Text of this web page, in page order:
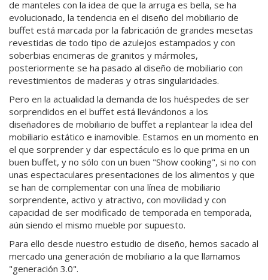
de manteles con la idea de que la arruga es bella, se ha
evolucionado, la tendencia en el diseño del mobiliario de
buffet está marcada por la fabricación de grandes mesetas
revestidas de todo tipo de azulejos estampados y con
soberbias encimeras de granitos y mármoles,
posteriormente se ha pasado al diseño de mobiliario con
revestimientos de maderas y otras singularidades.
Pero en la actualidad la demanda de los huéspedes de ser
sorprendidos en el buffet está llevándonos a los
diseñadores de mobiliario de buffet a replantear la idea del
mobiliario estático e inamovible. Estamos en un momento en
el que sorprender y dar espectáculo es lo que prima en un
buen buffet, y no sólo con un buen "Show cooking", si no con
unas espectaculares presentaciones de los alimentos y que
se han de complementar con una línea de mobiliario
sorprendente, activo y atractivo, con movilidad y con
capacidad de ser modificado de temporada en temporada,
aún siendo el mismo mueble por supuesto.
Para ello desde nuestro estudio de diseño, hemos sacado al
mercado una generación de mobiliario a la que llamamos
"generación 3.0".